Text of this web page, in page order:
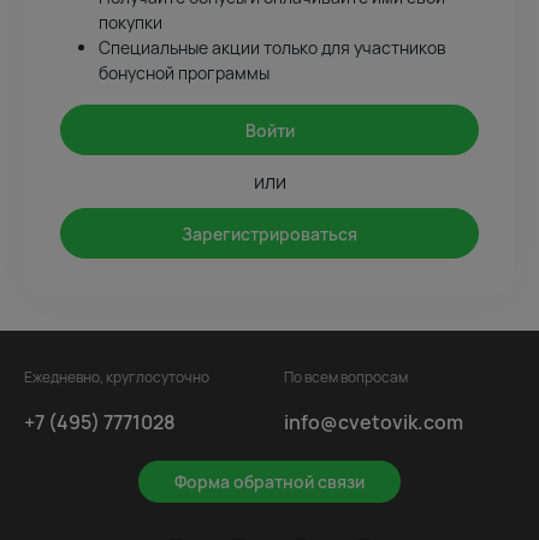
покупки
Специальные акции только для участников
бонусной программы
Войти
или
Зарегистрироваться
Ежедневно, круглосуточно
+7 (495) 7771028
Форма обратной связи
По всем вопросам
info@cvetovik.com